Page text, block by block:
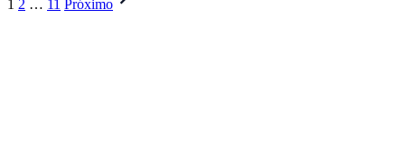
1 2 … 11 Próximo